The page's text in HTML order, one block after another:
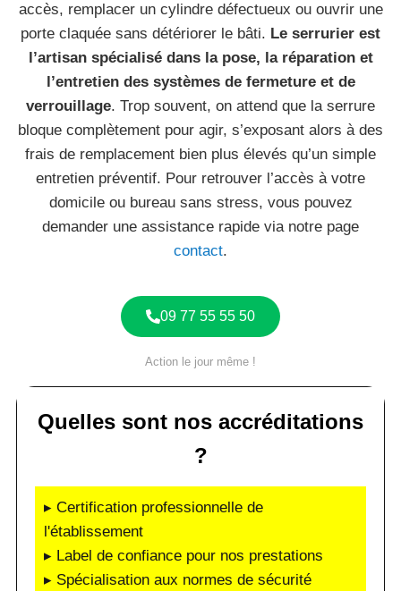
accès, remplacer un cylindre défectueux ou ouvrir une
porte claquée sans détériorer le bâti. Le serrurier est
l’artisan spécialisé dans la pose, la réparation et
l’entretien des systèmes de fermeture et de
verrouillage. Trop souvent, on attend que la serrure
bloque complètement pour agir, s’exposant alors à des
frais de remplacement bien plus élevés qu’un simple
entretien préventif. Pour retrouver l’accès à votre
domicile ou bureau sans stress, vous pouvez
demander une assistance rapide via notre page
contact.
09 77 55 55 50
Action le jour même !
Quelles sont nos accréditations
?
▸ Certification professionnelle de
l'établissement
▸ Label de confiance pour nos prestations
▸ Spécialisation aux normes de sécurité